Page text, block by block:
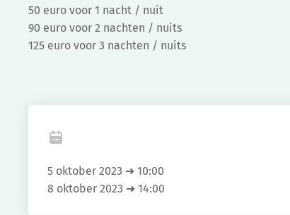
50 euro voor 1 nacht / nuit
90 euro voor 2 nachten / nuits
125 euro voor 3 nachten / nuits
5 oktober 2023 ➜ 10:00
8 oktober 2023 ➜ 14:00